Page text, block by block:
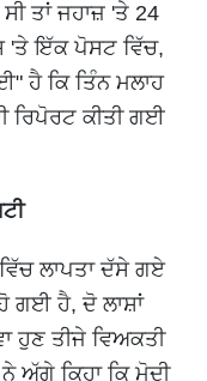
ਤਾਂ ਜਹਾਜ਼ 'ਤੇ 24
'ਤੇ ਇੱਕ ਪੋਸਟ ਵਿੱਚ,
ਹੈ ਕਿ ਤਿੰਨ ਮਲਾਹ
ਰਿਪੋਰਟ ਕੀਤੀ ਗਈ
ਲਾਪਤਾ ਦੱਸੇ ਗਏ
ਹੋ ​​ਗਈ ਹੈ, ਦੋ ਲਾਸ਼ਾਂ
ਤੀਜੇ ਵਿਅਕਤੀ
ਅੱਗੇ ਕਿਹਾ ਕਿ ਮੋਦੀ